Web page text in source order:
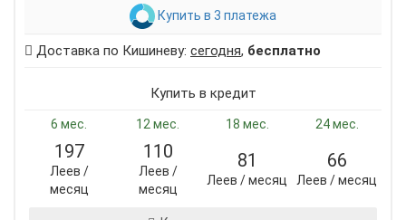
Купить в 3 платежа
Доставка по Кишиневу: сегодня, бесплатно
Купить в кредит
6 мес. 12 мес. 18 мес. 24 мес.
197
Леев /
месяц
110
Леев /
месяц
81
Леев / месяц
66
Леев / месяц